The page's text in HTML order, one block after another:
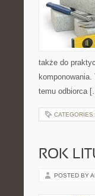
także do
temu odbiorca
CATEGORIES:
ROK
POSTED BY